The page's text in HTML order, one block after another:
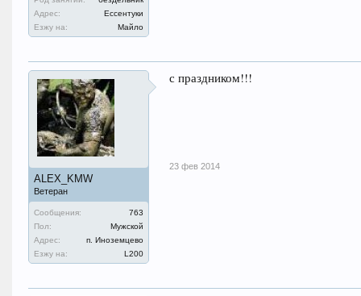
Адрес:
Ессентуки
Езжу на:
Майло
ALEX_KMW
Ветеран
Сообщения:
763
Пол:
Мужской
Адрес:
п. Иноземцево
Езжу на:
L200
с праздником!!!
23 фев 2014